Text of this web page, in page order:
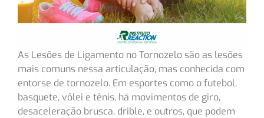
As Lesões de Ligamento no Tornozelo são as lesões
mais comuns nessa articulação, mas conhecida com
entorse de tornozelo. Em esportes como o futebol,
basquete, vôlei e tênis, há movimentos de giro,
desaceleração brusca, drible, e outros, que podem